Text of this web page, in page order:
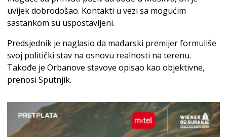
uvijek dobrodošao. Kontakti u vezi sa mogućim
sastankom su uspostavljeni.
Predsjednik je naglasio da mađarski premijer formuliše
svoj politički stav na osnovu realnosti na terenu.
Takođe je Orbanove stavove opisao kao objektivne,
prenosi Sputnjik.